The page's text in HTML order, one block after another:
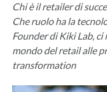
Chi è il retailer di
Che ruolo ha la
Founder di Kiki Lab, ci
mondo del retail alle
transformation